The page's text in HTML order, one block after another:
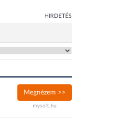
HIRDETÉS
Megnézem >>
mysoft.hu